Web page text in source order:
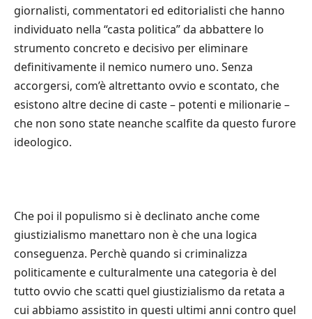
giornalisti, commentatori ed editorialisti che hanno
individuato nella “casta politica” da abbattere lo
strumento concreto e decisivo per eliminare
definitivamente il nemico numero uno. Senza
accorgersi, com’è altrettanto ovvio e scontato, che
esistono altre decine di caste – potenti e milionarie –
che non sono state neanche scalfite da questo furore
ideologico.
Che poi il populismo si è declinato anche come
giustizialismo manettaro non è che una logica
conseguenza. Perchè quando si criminalizza
politicamente e culturalmente una categoria è del
tutto ovvio che scatti quel giustizialismo da retata a
cui abbiamo assistito in questi ultimi anni contro quel